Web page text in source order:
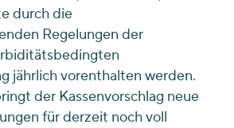
durch die
Regelungen der
jährlich vorenthalten werden.
der Kassenvorschlag neue
für derzeit noch voll